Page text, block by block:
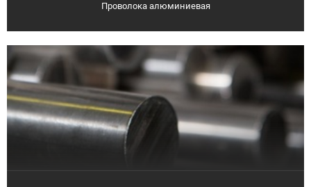
Проволока алюминиевая